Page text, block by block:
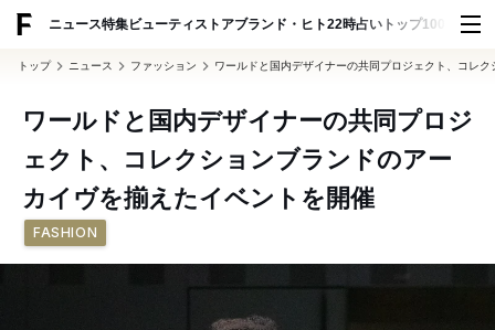
ニュース特集ビューティ ストアブランド・ヒト22時占い トップ100 スナッ
トップ ニュース ファッション ワールドと国内デザイナーの共同プロジェクト、コレ
ワールドと国内デザイナーの共同プロジ
ェクト、コレクションブランドのアー
カイヴを揃えたイベントを開催
FASHION